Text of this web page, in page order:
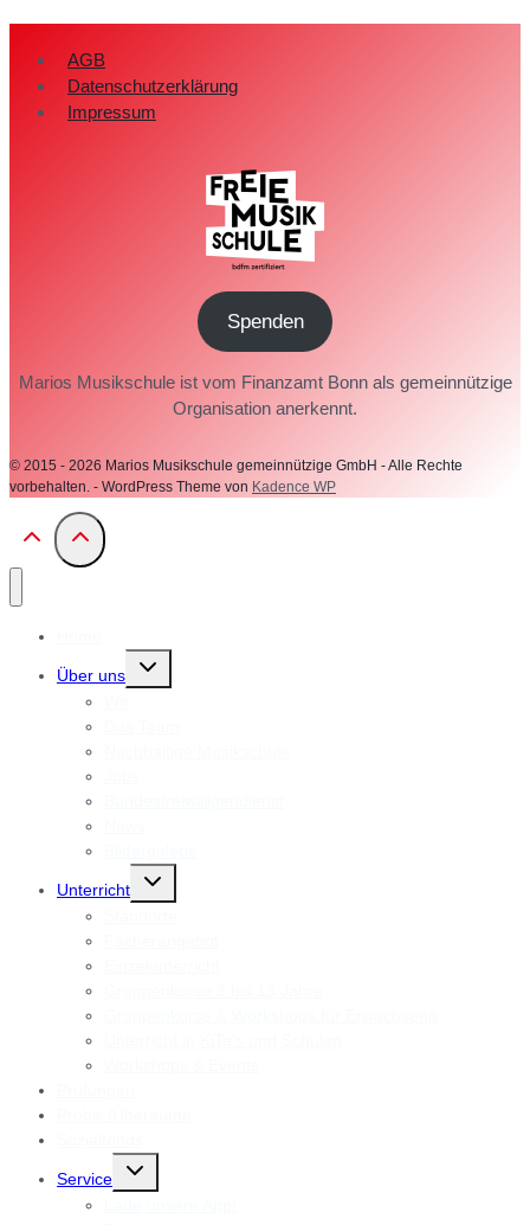
AGB
Datenschutzerklärung
Impressum
Spenden
Marios Musikschule ist vom Finanzamt Bonn als gemeinnützige
Organisation anerkennt.
© 2015 - 2026 Marios Musikschule gemeinnützige GmbH - Alle Rechte
vorbehalten. - WordPress Theme von Kadence WP
Über uns
Untermenü
Unterricht
Untermenü
Service
Untermenü